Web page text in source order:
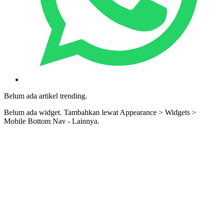
Belum ada artikel trending.
Belum ada widget. Tambahkan lewat Appearance > Widgets >
Mobile Bottom Nav - Lainnya.